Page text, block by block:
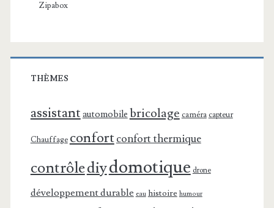
Zipabox
THÈMES
assistant automobile bricolage caméra capteur
Chauffage confortconfort thermique
contrôlediydomotique drone
développement durable eau histoire humour